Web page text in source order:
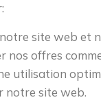
site web et
nos offres
utilisation
notre site web.